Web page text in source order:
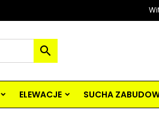

ELEWACJE SUCHA